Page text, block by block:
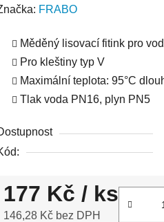
FRABO
Měděný lisovací fitink pro
Pro kleštiny typ V
Maximální teplota: 95°C
Tlak voda PN16, plyn PN5
177 Kč / ks
146,28 Kč bez DPH